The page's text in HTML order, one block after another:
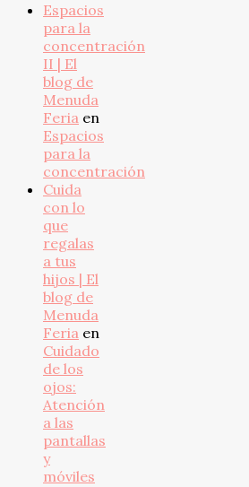
Espacios
para la
concentración
II | El
blog de
Menuda
Feria en
Espacios
para la
concentración
Cuida
con lo
que
regalas
a tus
hijos | El
blog de
Menuda
Feria en
Cuidado
de los
ojos:
Atención
a las
pantallas
y
móviles